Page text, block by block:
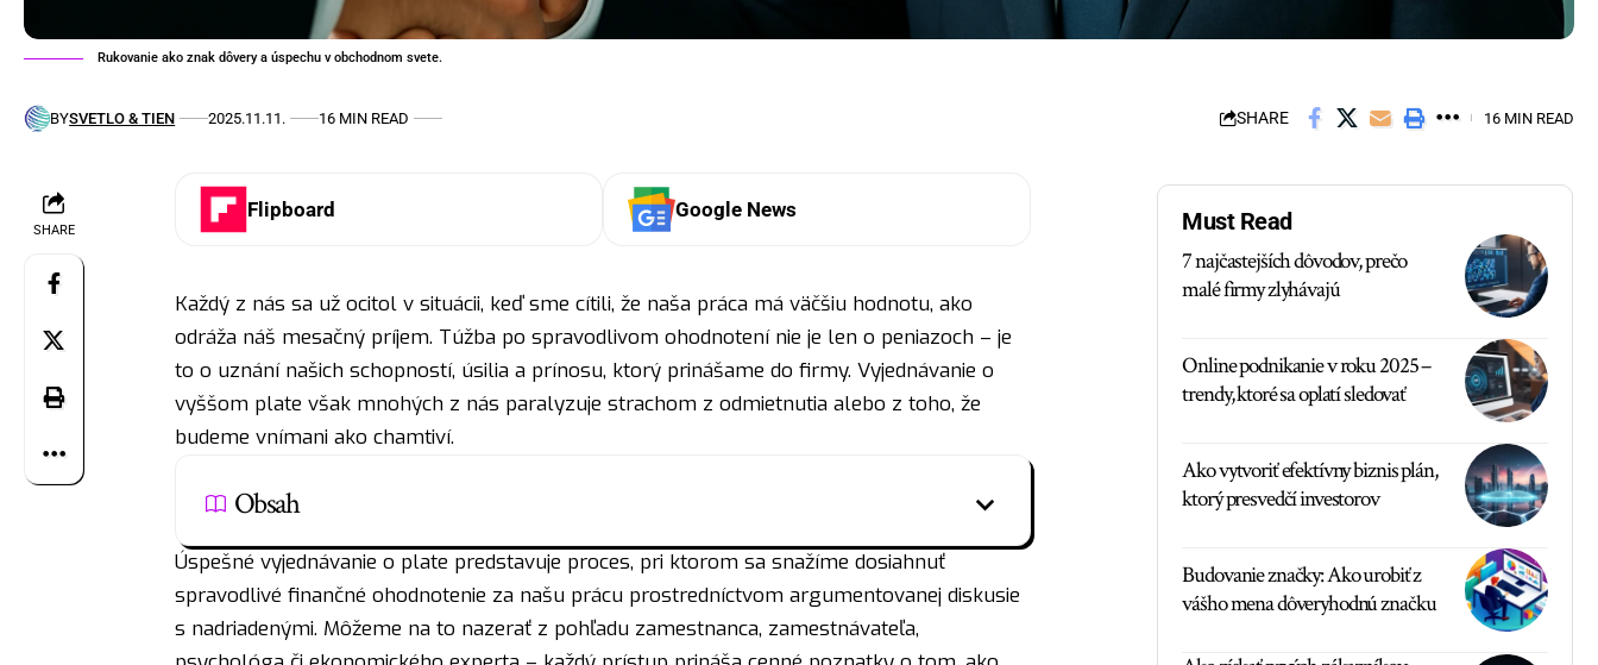
Rukovanie ako znak dôvery a úspechu v obchodnom svete.
BYSVETLO & TIEN 2025.11.11. 16 MIN READ SHARE 16 MIN READ
SHARE
Flipboard Google News
Každý z nás sa už ocitol v situácii, keď sme cítili, že naša práca má väčšiu hodnotu, ako
odráža náš mesačný príjem. Túžba po spravodlivom ohodnotení nie je len o peniazoch – je
to o uznání našich schopností, úsilia a prínosu, ktorý prinášame do firmy. Vyjednávanie o
vyššom plate však mnohých z nás paralyzuje strachom z odmietnutia alebo z toho, že
budeme vnímani ako chamtiví.
Obsah
Úspešné vyjednávanie o plate predstavuje proces, pri ktorom sa snažíme dosiahnuť
spravodlivé finančné ohodnotenie za našu prácu prostredníctvom argumentovanej diskusie
s nadriadenými. Môžeme na to nazerať z pohľadu zamestnanca, zamestnávateľa,
Must Read
7 najčastejších dôvodov, prečo
malé firmy zlyhávajú
Online podnikanie v roku 2025 –
trendy, ktoré sa oplatí sledovať
Ako vytvoriť efektívny biznis plán,
ktorý presvedčí investorov
Budovanie značky: Ako urobiť z
vášho mena dôveryhodnú značku